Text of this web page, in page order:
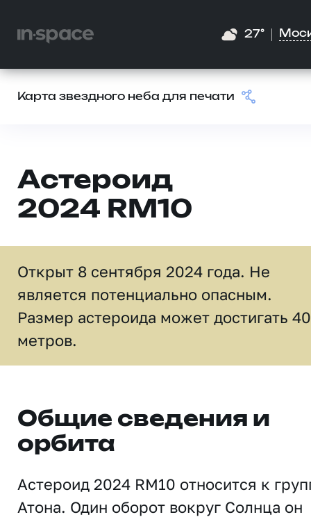
27°
Карта звездного неба для печати
Астероид
2024 RM10
Открыт 8 сентября 2024 года. Не
является потенциально опасным.
Размер астероида может достигать 40
метров.
Общие сведения и
орбита
Астероид 2024 RM10 относится к
Атона. Один оборот вокруг Солнца он